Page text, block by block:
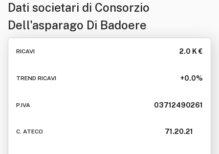
Dati societari di Consorzio
Dell'asparago Di Badoere
RICAVI 2.0 K €
TREND RICAVI +0.0%
P.IVA 03712490261
C. ATECO 71.20.21